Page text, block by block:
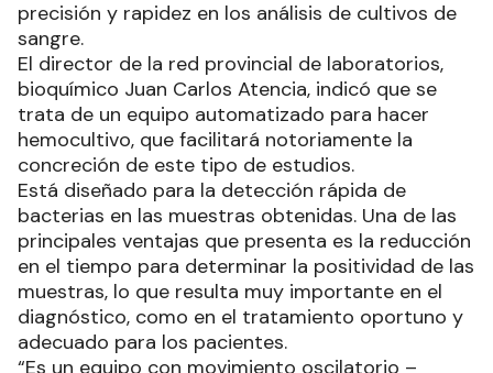
precisión y rapidez en los análisis de cultivos de
sangre.
El director de la red provincial de laboratorios,
bioquímico Juan Carlos Atencia, indicó que se
trata de un equipo automatizado para hacer
hemocultivo, que facilitará notoriamente la
concreción de este tipo de estudios.
Está diseñado para la detección rápida de
bacterias en las muestras obtenidas. Una de las
principales ventajas que presenta es la reducción
en el tiempo para determinar la positividad de las
muestras, lo que resulta muy importante en el
diagnóstico, como en el tratamiento oportuno y
adecuado para los pacientes.